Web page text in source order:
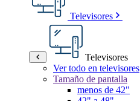
Televisores
Televisores
Ver todo en televisores
Tamaño de pantalla
menos de 42"